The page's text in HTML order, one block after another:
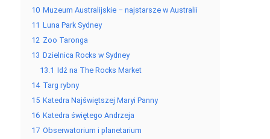
10 Muzeum Australijskie – najstarsze w Australii
11 Luna Park Sydney
12 Zoo Taronga
13 Dzielnica Rocks w Sydney
13.1 Idź na The Rocks Market
14 Targ rybny
15 Katedra Najświętszej Maryi Panny
16 Katedra świętego Andrzeja
17 Obserwatorium i planetarium